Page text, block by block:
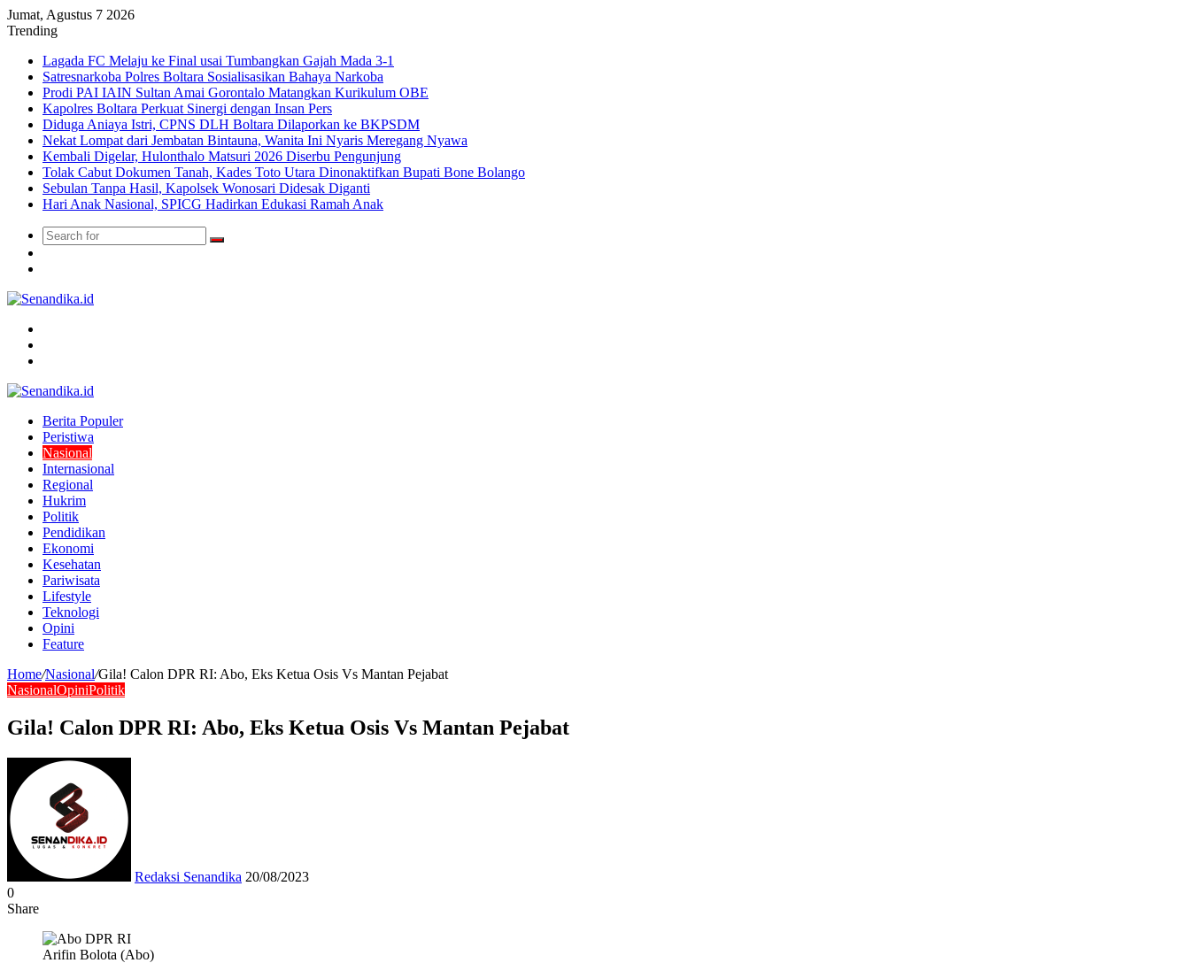
Jumat, Agustus 7 2026
Trending
Lagada FC Melaju ke Final usai Tumbangkan Gajah Mada 3-1
Satresnarkoba Polres Boltara Sosialisasikan Bahaya Narkoba
Prodi PAI IAIN Sultan Amai Gorontalo Matangkan Kurikulum OBE
Kapolres Boltara Perkuat Sinergi dengan Insan Pers
Diduga Aniaya Istri, CPNS DLH Boltara Dilaporkan ke BKPSDM
Nekat Lompat dari Jembatan Bintauna, Wanita Ini Nyaris Meregang Nyawa
Kembali Digelar, Hulonthalo Matsuri 2026 Diserbu Pengunjung
Tolak Cabut Dokumen Tanah, Kades Toto Utara Dinonaktifkan Bupati Bone Bolango
Sebulan Tanpa Hasil, Kapolsek Wonosari Didesak Diganti
Hari Anak Nasional, SPICG Hadirkan Edukasi Ramah Anak
Search
Berita Populer
Peristiwa
Nasional
Internasional
Regional
Hukrim
Politik
Pendidikan
Ekonomi
Kesehatan
Pariwisata
Lifestyle
Teknologi
Opini
Feature
Home/Nasional/Gila! Calon DPR RI: Abo, Eks Ketua Osis Vs Mantan Pejabat
NasionalOpiniPolitik
Gila! Calon DPR RI: Abo, Eks Ketua Osis Vs Mantan Pejabat
Redaksi Senandika 20/08/2023
0
Share
Arifin Bolota (Abo)